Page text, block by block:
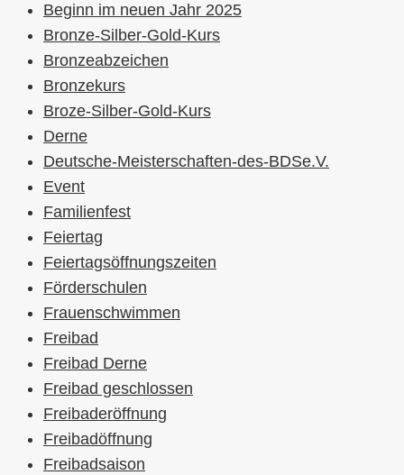
Beginn im neuen Jahr 2025
Bronze-Silber-Gold-Kurs
Bronzeabzeichen
Bronzekurs
Broze-Silber-Gold-Kurs
Derne
Deutsche-Meisterschaften-des-BDSe.V.
Event
Familienfest
Feiertag
Feiertagsöffnungszeiten
Förderschulen
Frauenschwimmen
Freibad
Freibad Derne
Freibad geschlossen
Freibaderöffnung
Freibadöffnung
Freibadsaison